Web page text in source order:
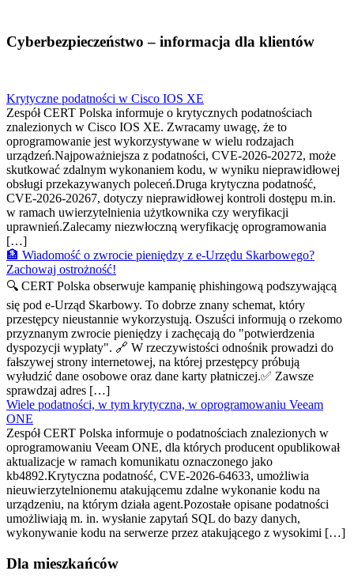
Cyberbezpieczeństwo – informacja dla klientów
Krytyczne podatności w Cisco IOS XE
Zespół CERT Polska informuje o krytycznych podatnościach
znalezionych w Cisco IOS XE. Zwracamy uwagę, że to
oprogramowanie jest wykorzystywane w wielu rodzajach
urządzeń.Najpoważniejsza z podatności, CVE-2026-20272, może
skutkować zdalnym wykonaniem kodu, w wyniku nieprawidłowej
obsługi przekazywanych poleceń.Druga krytyczna podatność,
CVE-2026-20267, dotyczy nieprawidłowej kontroli dostępu m.in.
w ramach uwierzytelnienia użytkownika czy weryfikacji
uprawnień.Zalecamy niezwłoczną weryfikację oprogramowania
[…]
🏦 Wiadomość o zwrocie pieniędzy z e-Urzędu Skarbowego?
Zachowaj ostrożność!
🔍 CERT Polska obserwuje kampanię phishingową podszywającą
się pod e-Urząd Skarbowy. To dobrze znany schemat, który
przestępcy nieustannie wykorzystują. Oszuści informują o rzekomo
przyznanym zwrocie pieniędzy i zachęcają do "potwierdzenia
dyspozycji wypłaty". 🔗 W rzeczywistości odnośnik prowadzi do
fałszywej strony internetowej, na której przestępcy próbują
wyłudzić dane osobowe oraz dane karty płatniczej.✅ Zawsze
sprawdzaj adres […]
Wiele podatności, w tym krytyczna, w oprogramowaniu Veeam
ONE
Zespół CERT Polska informuje o podatnościach znalezionych w
oprogramowaniu Veeam ONE, dla których producent opublikował
aktualizacje w ramach komunikatu oznaczonego jako
kb4892.Krytyczna podatność, CVE-2026-64633, umożliwia
nieuwierzytelnionemu atakującemu zdalne wykonanie kodu na
urządzeniu, na którym działa agent.Pozostałe opisane podatności
umożliwiają m. in. wysłanie zapytań SQL do bazy danych,
wykonywanie kodu na serwerze przez atakującego z wysokimi […]
Dla mieszkańców